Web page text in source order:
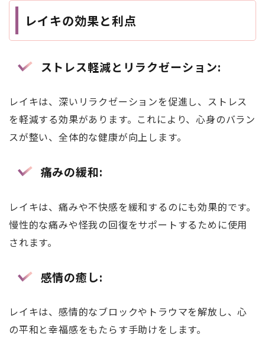
レイキの効果と利点
ストレス軽減とリラクゼーション:
レイキは、深いリラクゼーションを促進し、ストレス
を軽減する効果があります。これにより、心身のバラン
スが整い、全体的な健康が向上します。
痛みの緩和:
レイキは、痛みや不快感を緩和するのにも効果的です。
慢性的な痛みや怪我の回復をサポートするために使用
されます。
感情の癒し:
レイキは、感情的なブロックやトラウマを解放し、心
の平和と幸福感をもたらす手助けをします。